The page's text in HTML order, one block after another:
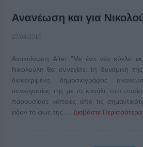
Ανανέωση και για
27/04/2010
Ανακοίνωση Alter "Με ένα νέο κύκλο
Νικολούλη θα συνεχίσει τη δυναμική
διακεκριμένη δημοσιογράφος
συνεργασίας της με το κανάλι, στο οποίο
παρουσίασε κάποιες από τις
είδαν το φως της … Διαβάστε